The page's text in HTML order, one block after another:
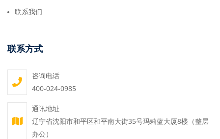
联系我们
联系方式
咨询电话
400-024-0985
通讯地址
辽宁省沈阳市和平区和平南大街35号玛莉蓝大厦8楼（整层
办公）